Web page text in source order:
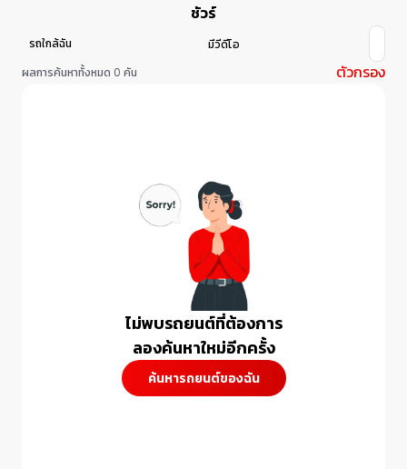
ชัวร์
รถใกล้ฉัน
มีวีดีโอ
ผลการค้นหาทั้งหมด 0 คัน
ตัวกรอง
ไม่พบรถยนต์ที่ต้องการ
ลองค้นหาใหม่อีกครั้ง
ค้นหารถยนต์ของฉัน